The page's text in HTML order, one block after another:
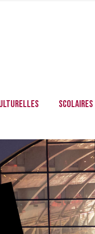
Scolaires